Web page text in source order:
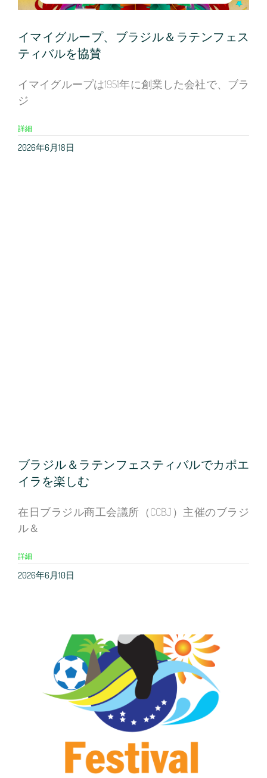
イマイグループ、ブラジル＆ラテンフェス
ティバルを協賛
イマイグループは1951年に創業した会社で、ブラ
ジ
詳細
2026年6月18日
ブラジル＆ラテンフェスティバルでカポエ
イラを楽しむ
在日ブラジル商工会議所（CCBJ）主催のブラジ
ル＆
詳細
2026年6月10日